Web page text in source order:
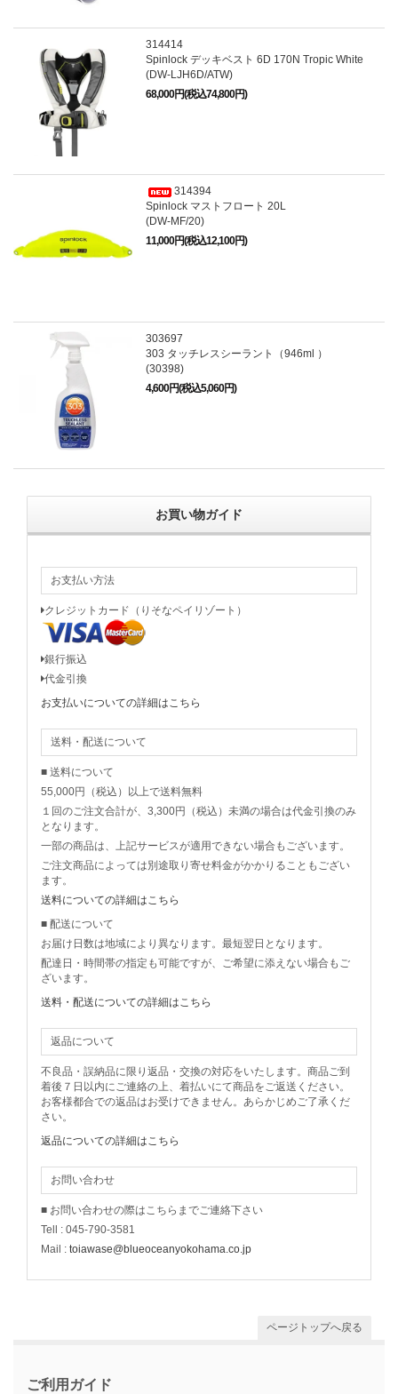
314414
Spinlock デッキベスト 6D 170N Tropic White
(DW-LJH6D/ATW)
68,000円(税込74,800円)
314394
Spinlock マストフロート 20L
(DW-MF/20)
11,000円(税込12,100円)
303697
303 タッチレスシーラント（946ml ）
(30398)
4,600円(税込5,060円)
お買い物ガイド
お支払い方法
クレジットカード（りそなペイリゾート）
銀行振込
代金引換
お支払いについての詳細はこちら
送料・配送について
■ 送料について
55,000円（税込）以上で送料無料
１回のご注文合計が、3,300円（税込）未満の場合は代金引換のみ
となります。
一部の商品は、上記サービスが適用できない場合もございます。
ご注文商品によっては別途取り寄せ料金がかかりることもござい
ます。
送料についての詳細はこちら
■ 配送について
お届け日数は地域により異なります。最短翌日となります。
配達日・時間帯の指定も可能ですが、ご希望に添えない場合もご
ざいます。
送料・配送についての詳細はこちら
返品について
不良品・誤納品に限り返品・交換の対応をいたします。商品ご到
着後７日以内にご連絡の上、着払いにて商品をご返送ください。
お客様都合での返品はお受けできません。あらかじめご了承くだ
さい。
返品についての詳細はこちら
お問い合わせ
■ お問い合わせの際はこちらまでご連絡下さい
Tell : 045-790-3581
Mail : toiawase@blueoceanyokohama.co.jp
ページトップへ戻る
ご利用ガイド